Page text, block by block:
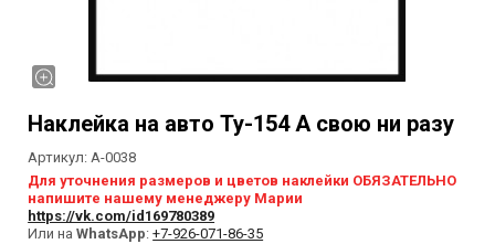
Наклейка на авто Ту-154 А свою ни разу
Артикул:А-0038
Для уточнения размеров и цветов наклейки ОБЯЗАТЕЛЬНО
напишите нашему менеджеру Марии
https://vk.com/id169780389
Или наWhatsApp:+7-926-071-86-35